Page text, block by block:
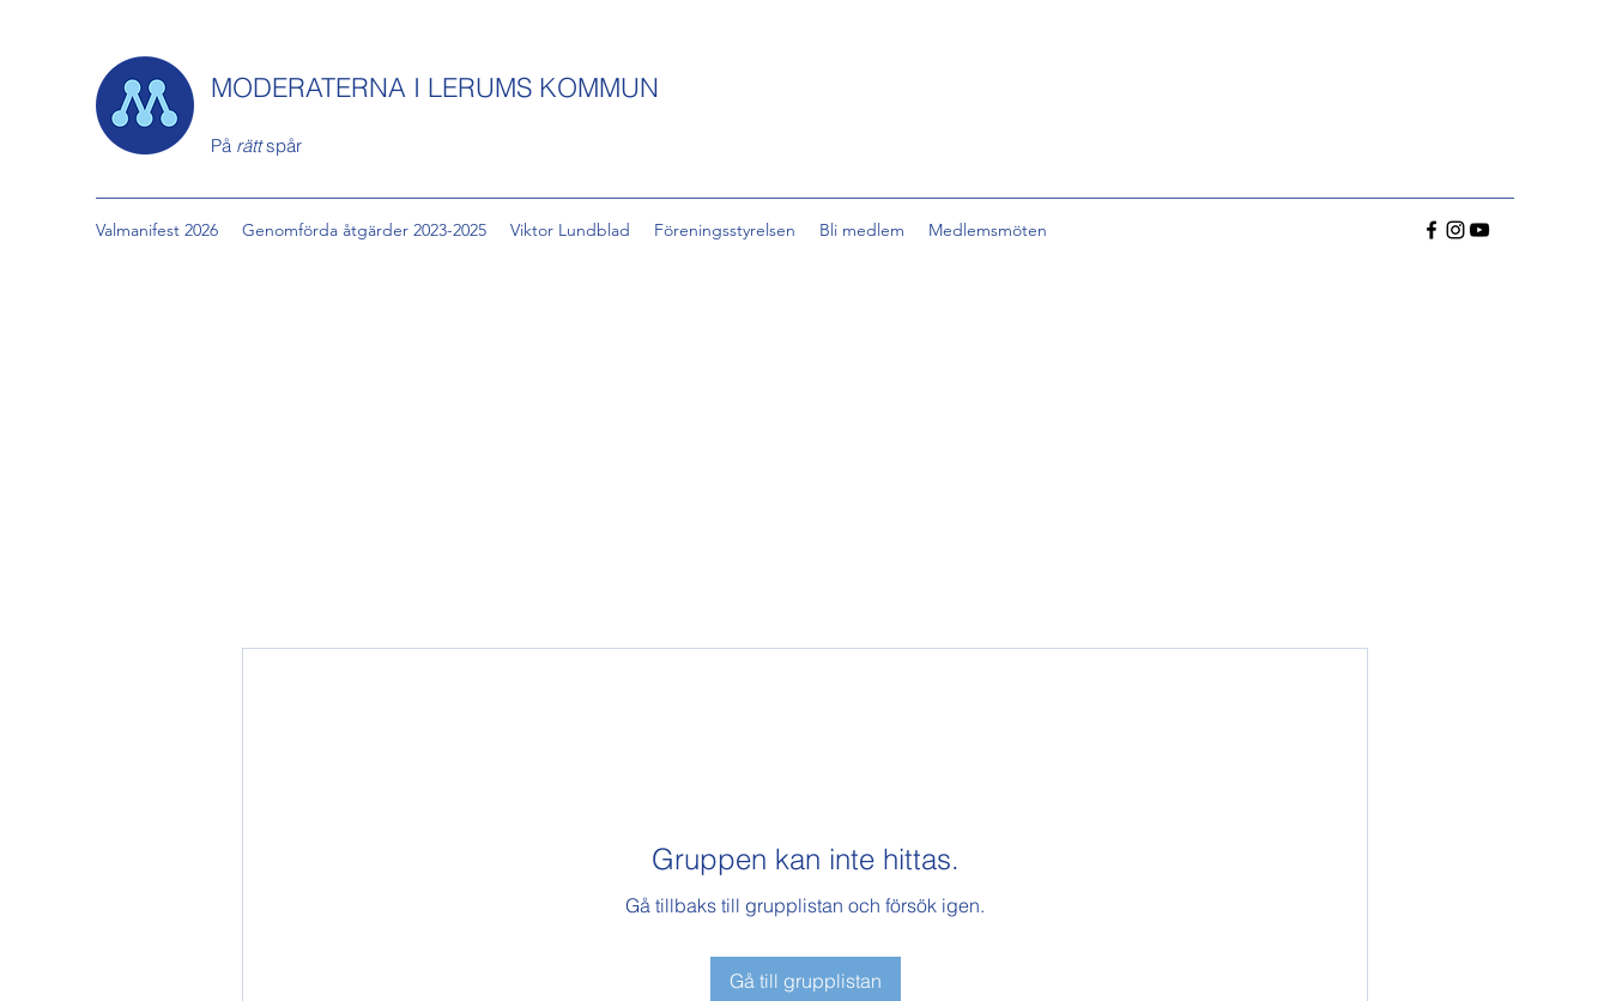
MODERATERNA I LERUMS KOMMUN
På rättspår
Valmanifest 2026 Genomförda åtgärder 2023-2025 Viktor Lundblad Föreningsstyrelsen Bli medlem Medlemsmöten
Gruppen kan inte hittas.
Gå tillbaks till grupplistan och försök igen.
Gå till grupplistan